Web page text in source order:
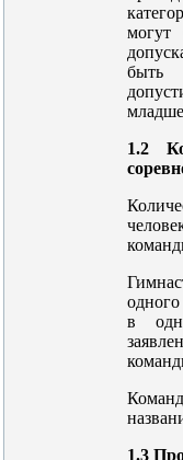
могут
быть
1.2
в
1.3